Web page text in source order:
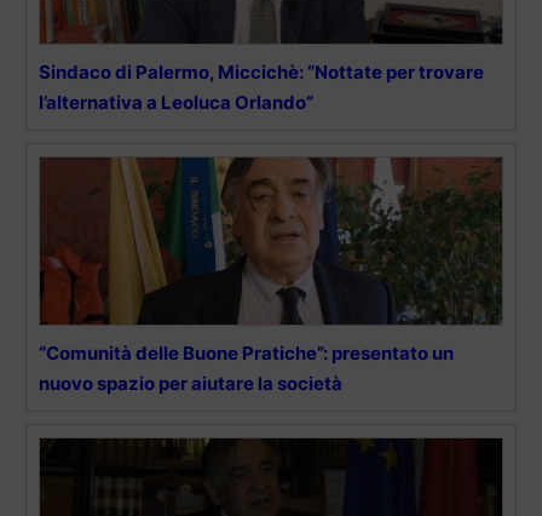
Sindaco di Palermo, Miccichè: “Nottate per trovare
l’alternativa a Leoluca Orlando”
“Comunità delle Buone Pratiche”: presentato un
nuovo spazio per aiutare la società